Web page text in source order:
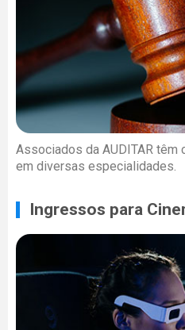
Associados da AUDITAR têm
em diversas especialidades.
Ingressos para